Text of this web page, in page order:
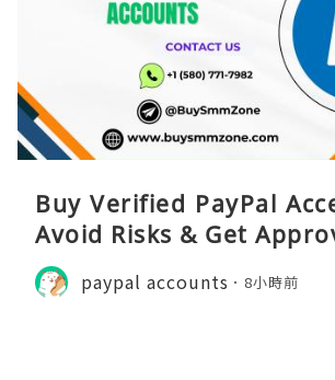
Buy Verified PayPal
Avoid Risks & Get
paypal accounts 8小時前